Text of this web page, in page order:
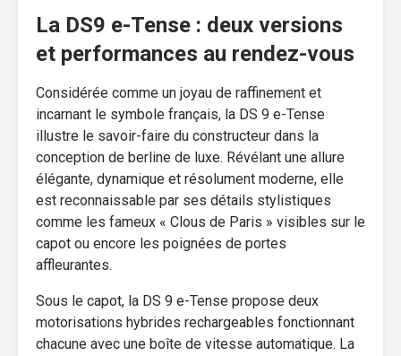
La DS9 e-Tense : deux versions
et performances au rendez-vous
Considérée comme un joyau de raffinement et
incarnant le symbole français, la DS 9 e-Tense
illustre le savoir-faire du constructeur dans la
conception de berline de luxe. Révélant une allure
élégante, dynamique et résolument moderne, elle
est reconnaissable par ses détails stylistiques
comme les fameux « Clous de Paris » visibles sur le
capot ou encore les poignées de portes
affleurantes.
Sous le capot, la DS 9 e-Tense propose deux
motorisations hybrides rechargeables fonctionnant
chacune avec une boîte de vitesse automatique. La